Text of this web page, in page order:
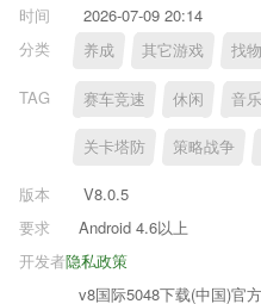
时间
2026-07-09 20:14
分类
养成 其它游戏 找
TAG 赛车竞速 休闲 音
关卡塔防 策略战争
版本
V8.0.5
要求
Android 4.6以上
隐私政策
开发者
v8国际5048下载(中国)官